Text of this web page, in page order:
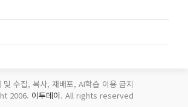
및 수집, 복사, 재배포, AI학습 이용 금지
2006. 이투데이. All rights reserved